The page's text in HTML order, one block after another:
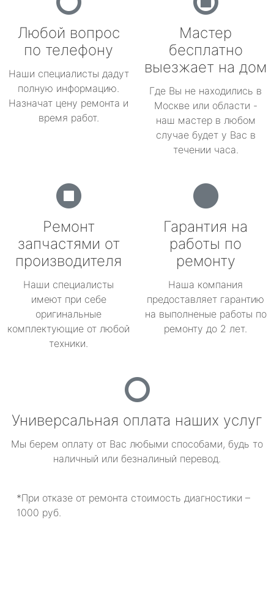
Любой вопрос
по телефону
Наши специалисты дадут
полную информацию.
Назначат цену ремонта и
время работ.
Мастер
бесплатно
выезжает на дом
Где Вы не находились в
Москве или области -
наш мастер в любом
случае будет у Вас в
течении часа.
Ремонт
запчастями от
производителя
Наши специалисты
имеют при себе
оригинальные
комплектующие от любой
техники.
Гарантия на
работы по
ремонту
Наша компания
предоставляет гарантию
на выполненые работы по
ремонту до 2 лет.
Универсальная оплата наших услуг
Мы берем оплату от Вас любыми способами, будь то
наличный или безналиный перевод.
*При отказе от ремонта стоимость диагностики –
1000 руб.